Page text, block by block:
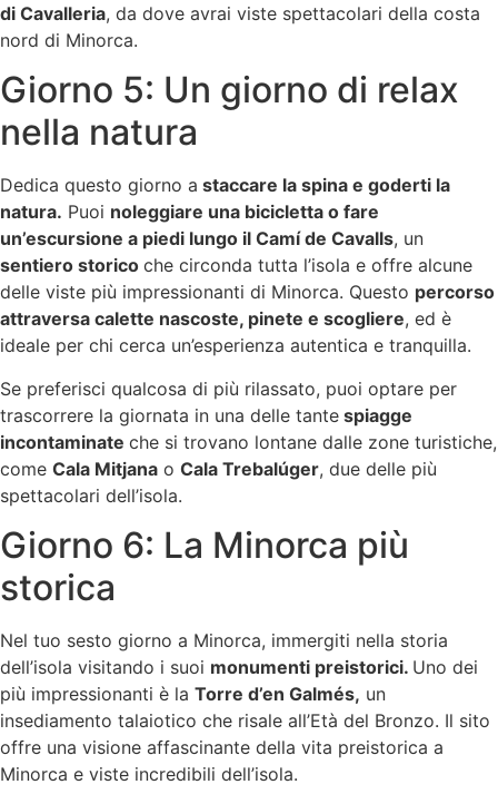
di Cavalleria, da dove avrai viste spettacolari della costa
nord di Minorca.
Giorno 5: Un giorno di relax
nella natura
Dedica questo giorno a staccare la spina e goderti la
natura. Puoi noleggiare una bicicletta o fare
un’escursione a piedi lungo il Camí de Cavalls, un
sentiero storico che circonda tutta l’isola e offre alcune
delle viste più impressionanti di Minorca. Questo percorso
attraversa calette nascoste, pinete e scogliere, ed è
ideale per chi cerca un’esperienza autentica e tranquilla.
Se preferisci qualcosa di più rilassato, puoi optare per
trascorrere la giornata in una delle tante spiagge
incontaminate che si trovano lontane dalle zone turistiche,
come Cala Mitjana o Cala Trebalúger, due delle più
spettacolari dell’isola.
Giorno 6: La Minorca più
storica
Nel tuo sesto giorno a Minorca, immergiti nella storia
dell’isola visitando i suoi monumenti preistorici. Uno dei
più impressionanti è la Torre d’en Galmés, un
insediamento talaiotico che risale all’Età del Bronzo. Il sito
offre una visione affascinante della vita preistorica a
Minorca e viste incredibili dell’isola.